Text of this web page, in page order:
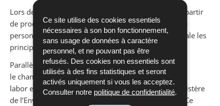
Ce site utilise des cookies essentiels
nécessaires à son bon fonctionnement,
sans usage de données à caractère
personnel, et ne pouvant pas être
refusés. Des cookies non essentiels sont
utilisés à des fins statistiques et seront
activés uniquement si vous les acceptez.
Consulter notre politique de confidentialité
Lors des ateliers, le ministre a préparé des crêpes à partir
de produits biologiques régionaux, selon une recette
personnelle, illustrant dans une atmosphère conviviale les
principes de l’agriculture biologique.
Parallèlement, les jeunes participants ont découvert
le champ du projet «2000 m²», porté par IBLA, co-
labor et natur&ëmwelt ASBL, avec le soutien du ministère
de l’Environnement, du Climat et de la Biodiversité. Ce